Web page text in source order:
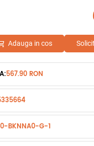
Adauga in cos
567.90 RON
BKNNA0-G-1